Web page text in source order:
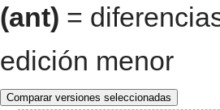
(ant) =
edición menor